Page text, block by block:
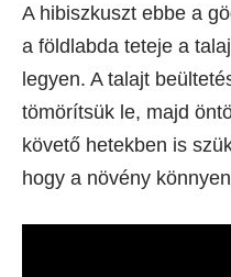
A hibiszkuszt ebbe a
a földlabda teteje a
legyen. A talajt
tömörítsük le, majd
követő hetekben is
hogy a növény